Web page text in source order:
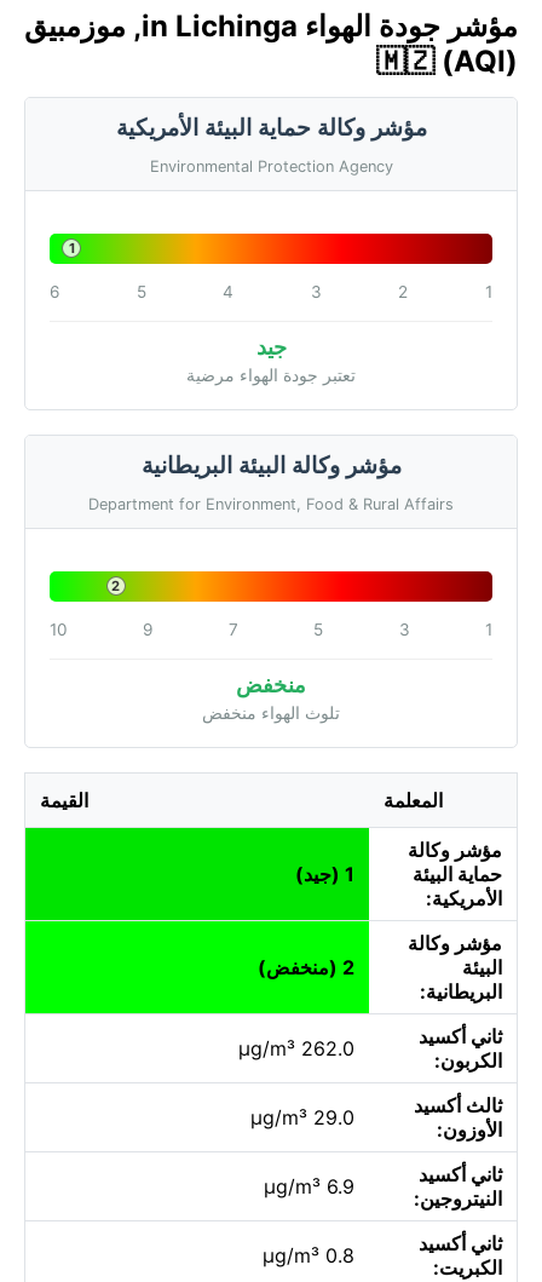
مؤشر جودة الهواء in Lichinga, موزمبيق
🇲🇿 (AQI)
مؤشر وكالة حماية البيئة الأمريكية
Environmental Protection Agency
1
1
2
3
4
5
6
جيد
تعتبر جودة الهواء مرضية
مؤشر وكالة البيئة البريطانية
Department for Environment, Food & Rural Affairs
2
1
3
5
7
9
10
منخفض
تلوث الهواء منخفض
المعلمة القيمة
مؤشر وكالة
حماية البيئة
الأمريكية:
1 (جيد)
مؤشر وكالة
البيئة
البريطانية:
2 (منخفض)
ثاني أكسيد
الكربون:
262.0 µg/m³
ثالث أكسيد
الأوزون:
29.0 µg/m³
ثاني أكسيد
النيتروجين:
6.9 µg/m³
ثاني أكسيد
الكبريت:
0.8 µg/m³